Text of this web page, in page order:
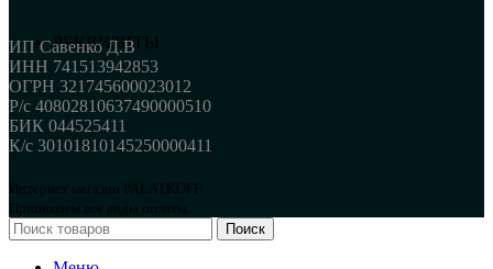
РЕКВИЗИТЫ
ИП Савенко Д.В
ИНН 741513942853
ОГРН 321745600023012
Р/с 40802810637490000510
БИК 044525411
К/с 30101810145250000411
Интернет магазин PALATKOFF
Принимаем все виды оплаты.
Поиск